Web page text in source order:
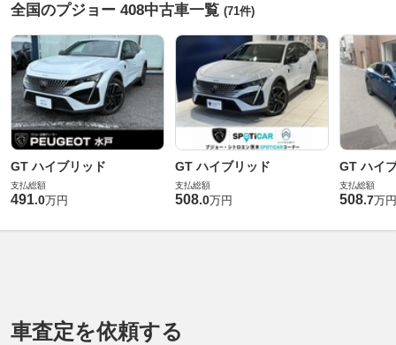
全国のプジョー 408中古車一覧 (71件)
GT ハイブリッド
支払総額
491.0万円
GT ハイブリッド
支払総額
508.0万円
GT ハイ
支払総額
508.7万円
車査定を依頼する